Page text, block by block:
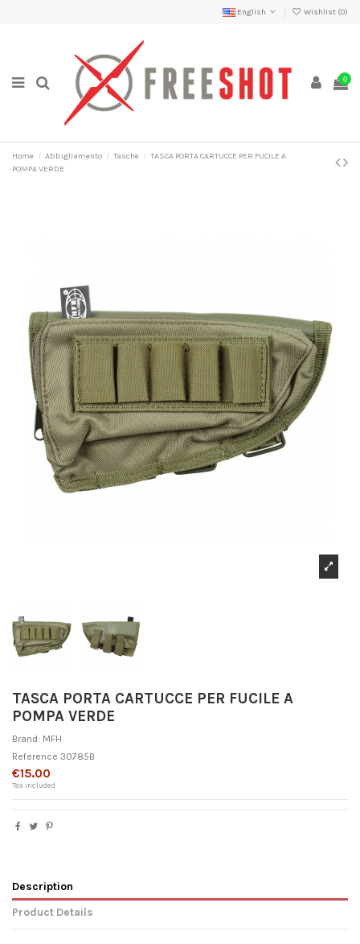
English Wishlist (0)
0
Home Abbigliamento Tasche
TASCA PORTA CARTUCCE PER FUCILE A
POMPA VERDE
TASCA PORTA CARTUCCE PER FUCILE A
POMPA VERDE
Brand: MFH
Reference 30785B
€15.00
Tax included
Description
Product Details